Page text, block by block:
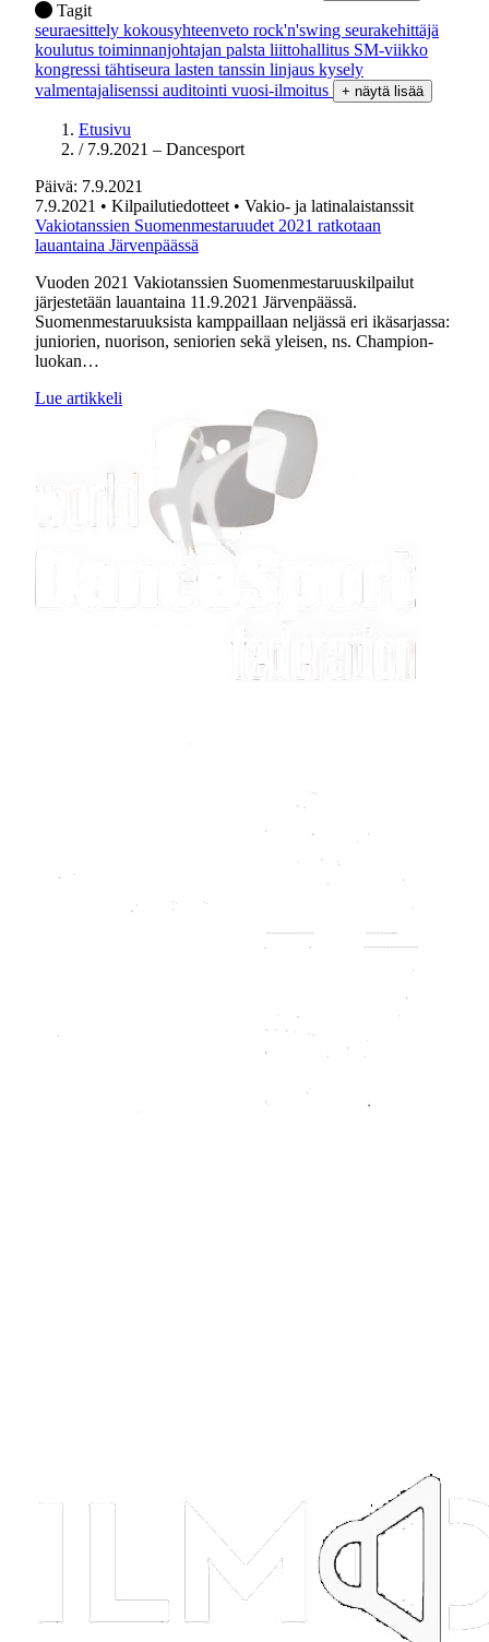
Tagit
seuraesittely kokousyhteenveto rock'n'swing seurakehittäjä
koulutus toiminnanjohtajan palsta liittohallitus SM-viikko
kongressi tähtiseura lasten tanssin linjaus kysely
valmentajalisenssi auditointi vuosi-ilmoitus + näytä lisää
Etusivu
/ 7.9.2021 – Dancesport
Päivä: 7.9.2021
7.9.2021 • Kilpailutiedotteet • Vakio- ja latinalaistanssit
Vakiotanssien Suomenmestaruudet 2021 ratkotaan
lauantaina Järvenpäässä
Vuoden 2021 Vakiotanssien Suomenmestaruuskilpailut
järjestetään lauantaina 11.9.2021 Järvenpäässä.
Suomenmestaruuksista kamppaillaan neljässä eri ikäsarjassa:
juniorien, nuorison, seniorien sekä yleisen, ns. Champion-
luokan…
Lue artikkeli